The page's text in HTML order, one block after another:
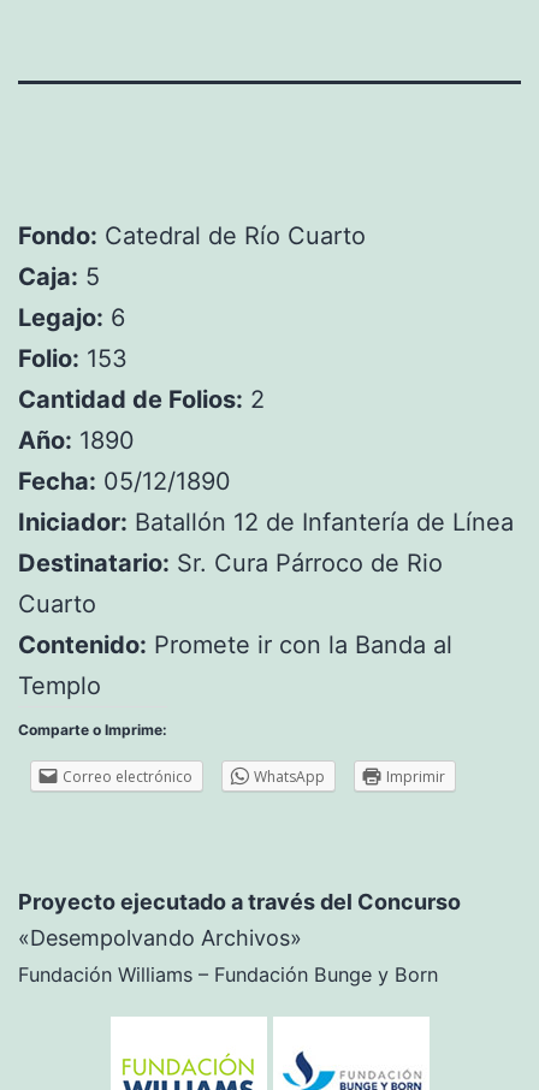
Fondo: Catedral de Río Cuarto
Caja: 5
Legajo: 6
Folio: 153
Cantidad de Folios: 2
Año: 1890
Fecha: 05/12/1890
Iniciador: Batallón 12 de Infantería de Línea
Destinatario: Sr. Cura Párroco de Rio
Cuarto
Contenido: Promete ir con la Banda al
Templo
Comparte o Imprime:
Correo electrónico WhatsApp Imprimir
Proyecto ejecutado a través del Concurso
«Desempolvando Archivos»
Fundación Williams – Fundación Bunge y Born